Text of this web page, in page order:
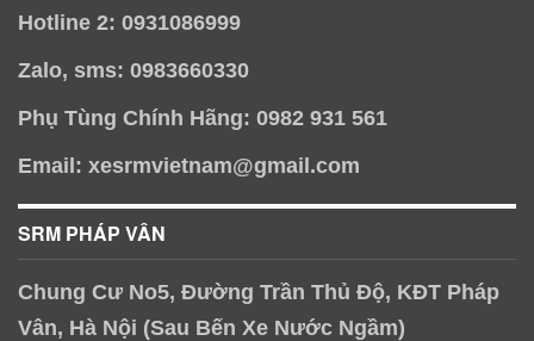
Hotline 2: 0931086999
Zalo, sms: 0983660330
Phụ Tùng Chính Hãng: 0982 931 561
Email: xesrmvietnam@gmail.com
SRM PHÁP VÂN
Chung Cư No5, Đường Trần Thủ Độ, KĐT Pháp
Vân, Hà Nội (Sau Bến Xe Nước Ngầm)